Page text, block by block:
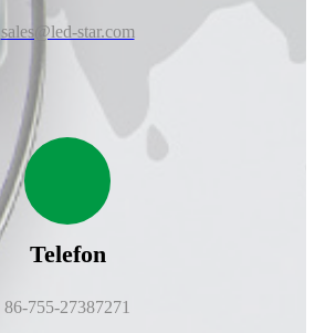
sales@led-star.com
Telefon
86-755-27387271